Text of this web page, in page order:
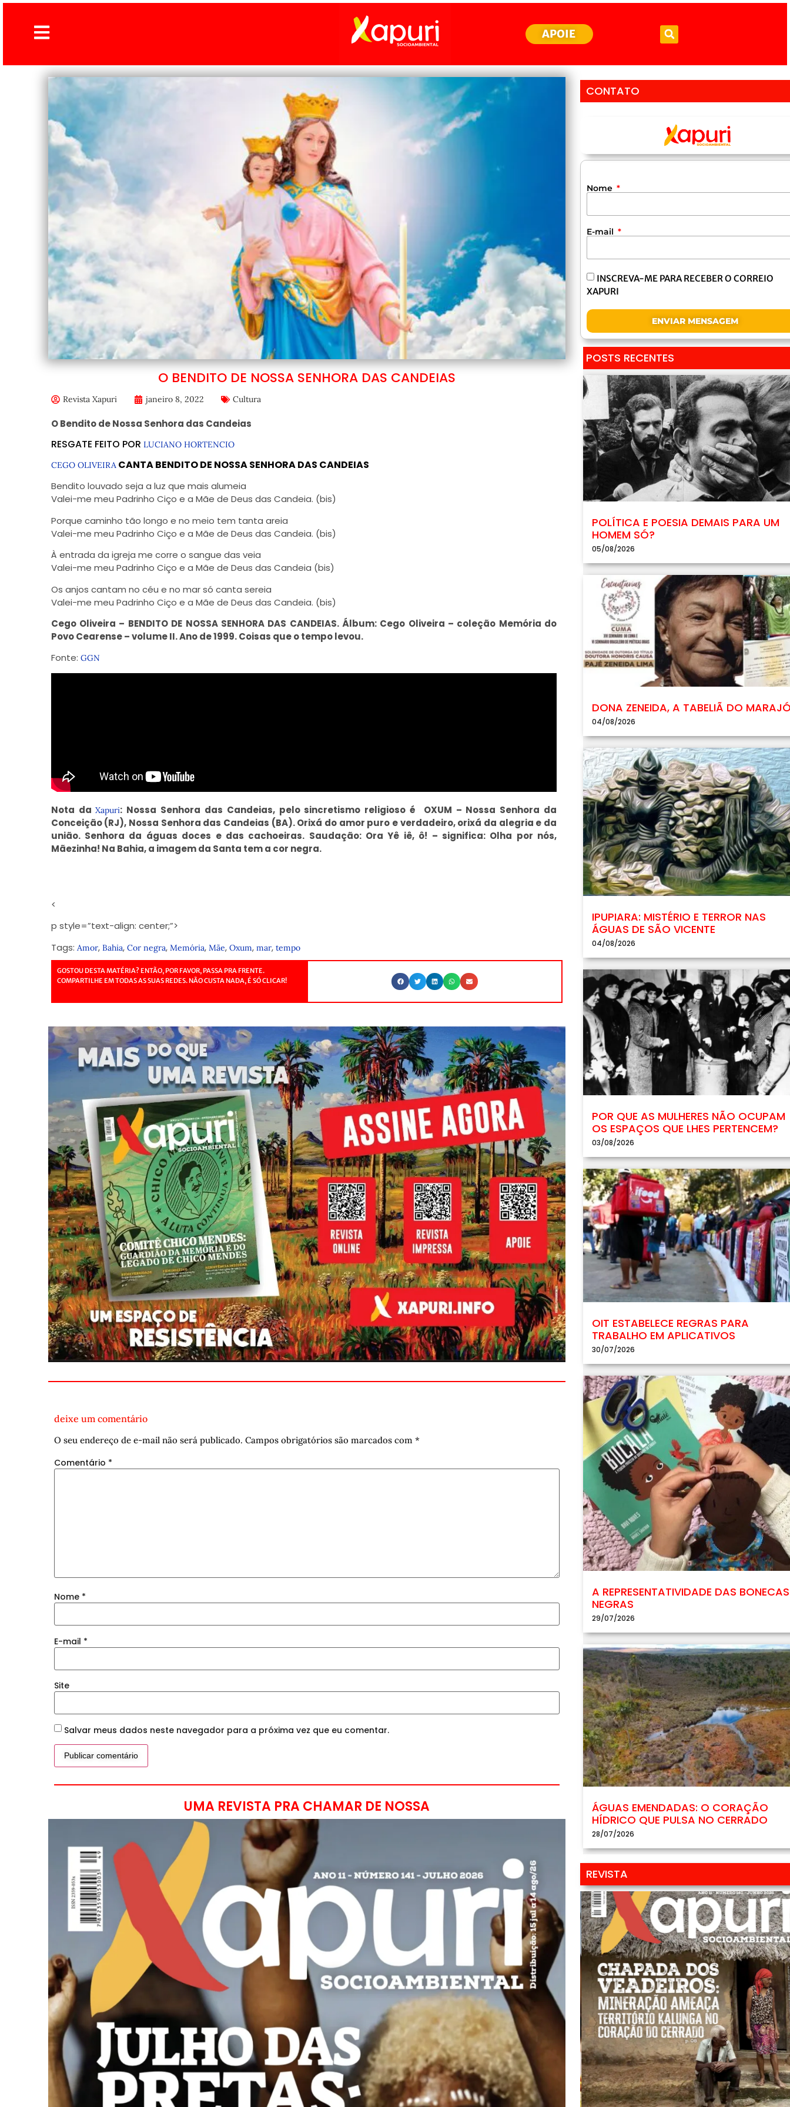
APOIE
O BENDITO DE NOSSA SENHORA DAS CANDEIAS
Revista Xapuri janeiro 8, 2022 Cultura
O Bendito de Nossa Senhora das Candeias
RESGATE FEITO POR LUCIANO HORTENCIO
CEGO OLIVEIRACANTA BENDITO DE NOSSA SENHORA DAS CANDEIAS
Bendito louvado seja a luz que mais alumeia
Valei-me meu Padrinho Ciço e a Mãe de Deus das Candeia. (bis)
Porque caminho tão longo e no meio tem tanta areia
Valei-me meu Padrinho Ciço e a Mãe de Deus das Candeia. (bis)
À entrada da igreja me corre o sangue das veia
Valei-me meu Padrinho Ciço e a Mãe de Deus das Candeia (bis)
Os anjos cantam no céu e no mar só canta sereia
Valei-me meu Padrinho Ciço e a Mãe de Deus das Candeia. (bis)
Cego Oliveira – BENDITO DE NOSSA SENHORA DAS CANDEIAS. Álbum: Cego Oliveira – coleção Memória do
Povo Cearense – volume II. Ano de 1999. Coisas que o tempo levou.
Fonte: GGN
Nota daXapuri: Nossa Senhora das Candeias, pelo sincretismo religioso é OXUM – Nossa Senhora da
Conceição (RJ), Nossa Senhora das Candeias (BA). Orixá do amor puro e verdadeiro, orixá da alegria e da
união. Senhora da águas doces e das cachoeiras. Saudação: Ora Yê iê, ô! – significa: Olha por nós,
Mãezinha! Na Bahia, a imagem da Santa tem a cor negra.
<
p style=”text-align: center;”>
Tags: Amor, Bahia, Cor negra, Memória, Mãe, Oxum, mar, tempo
GOSTOU DESTA MATÉRIA? ENTÃO, POR FAVOR, PASSA PRA FRENTE.
COMPARTILHE EM TODAS AS SUAS REDES. NÃO CUSTA NADA, É SÓ CLICAR!
deixe um comentário
O seu endereço de e-mail não será publicado. Campos obrigatórios são marcados com *
Comentário *
Nome *
E-mail *
Site
Salvar meus dados neste navegador para a próxima vez que eu comentar.
UMA REVISTA PRA CHAMAR DE NOSSA
CONTATO
Nome
E-mail
INSCREVA-ME PARA RECEBER O CORREIO
XAPURI
ENVIAR MENSAGEM
POSTS RECENTES
POLÍTICA E POESIA DEMAIS PARA UM
HOMEM SÓ?
05/08/2026
DONA ZENEIDA, A TABELIÃ DO
04/08/2026
IPUPIARA: MISTÉRIO E TERROR NAS
ÁGUAS DE SÃO VICENTE
04/08/2026
POR QUE AS MULHERES NÃO OCUPAM
OS ESPAÇOS QUE LHES PERTENCEM?
03/08/2026
OIT ESTABELECE REGRAS PARA
TRABALHO EM APLICATIVOS
30/07/2026
A REPRESENTATIVIDADE DAS BONECAS
NEGRAS
29/07/2026
ÁGUAS EMENDADAS: O CORAÇÃO
HÍDRICO QUE PULSA NO CERRADO
28/07/2026
REVISTA